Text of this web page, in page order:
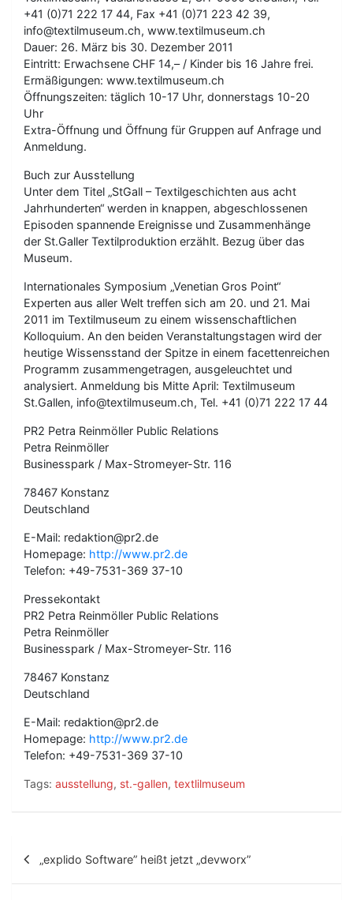
+41 (0)71 222 17 44, Fax +41 (0)71 223 42 39,
info@textilmuseum.ch, www.textilmuseum.ch
Dauer: 26. März bis 30. Dezember 2011
Eintritt: Erwachsene CHF 14,– / Kinder bis 16 Jahre frei.
Ermäßigungen: www.textilmuseum.ch
Öffnungszeiten: täglich 10-17 Uhr, donnerstags 10-20
Uhr
Extra-Öffnung und Öffnung für Gruppen auf Anfrage und
Anmeldung.
Buch zur Ausstellung
Unter dem Titel „StGall – Textilgeschichten aus acht
Jahrhunderten“ werden in knappen, abgeschlossenen
Episoden spannende Ereignisse und Zusammenhänge
der St.Galler Textilproduktion erzählt. Bezug über das
Museum.
Internationales Symposium „Venetian Gros Point“
Experten aus aller Welt treffen sich am 20. und 21. Mai
2011 im Textilmuseum zu einem wissenschaftlichen
Kolloquium. An den beiden Veranstaltungstagen wird der
heutige Wissensstand der Spitze in einem facettenreichen
Programm zusammengetragen, ausgeleuchtet und
analysiert. Anmeldung bis Mitte April: Textilmuseum
St.Gallen, info@textilmuseum.ch, Tel. +41 (0)71 222 17 44
PR2 Petra Reinmöller Public Relations
Petra Reinmöller
Businesspark / Max-Stromeyer-Str. 116
78467 Konstanz
Deutschland
E-Mail: redaktion@pr2.de
Homepage: http://www.pr2.de
Telefon: +49-7531-369 37-10
Pressekontakt
PR2 Petra Reinmöller Public Relations
Petra Reinmöller
Businesspark / Max-Stromeyer-Str. 116
78467 Konstanz
Deutschland
E-Mail: redaktion@pr2.de
Homepage: http://www.pr2.de
Telefon: +49-7531-369 37-10
Tags: ausstellung, st.-gallen, textlilmuseum
„explido Software” heißt jetzt „devworx”